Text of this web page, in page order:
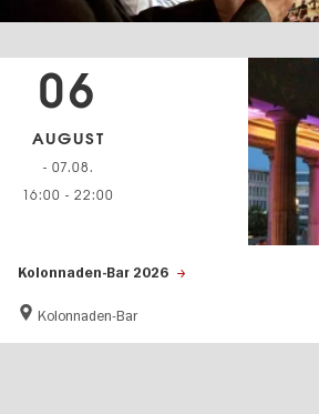
Kolonnaden-Bar 2026
Kolonnaden-Bar
06
AUGUST
- 07.08.
16:00 - 22:00